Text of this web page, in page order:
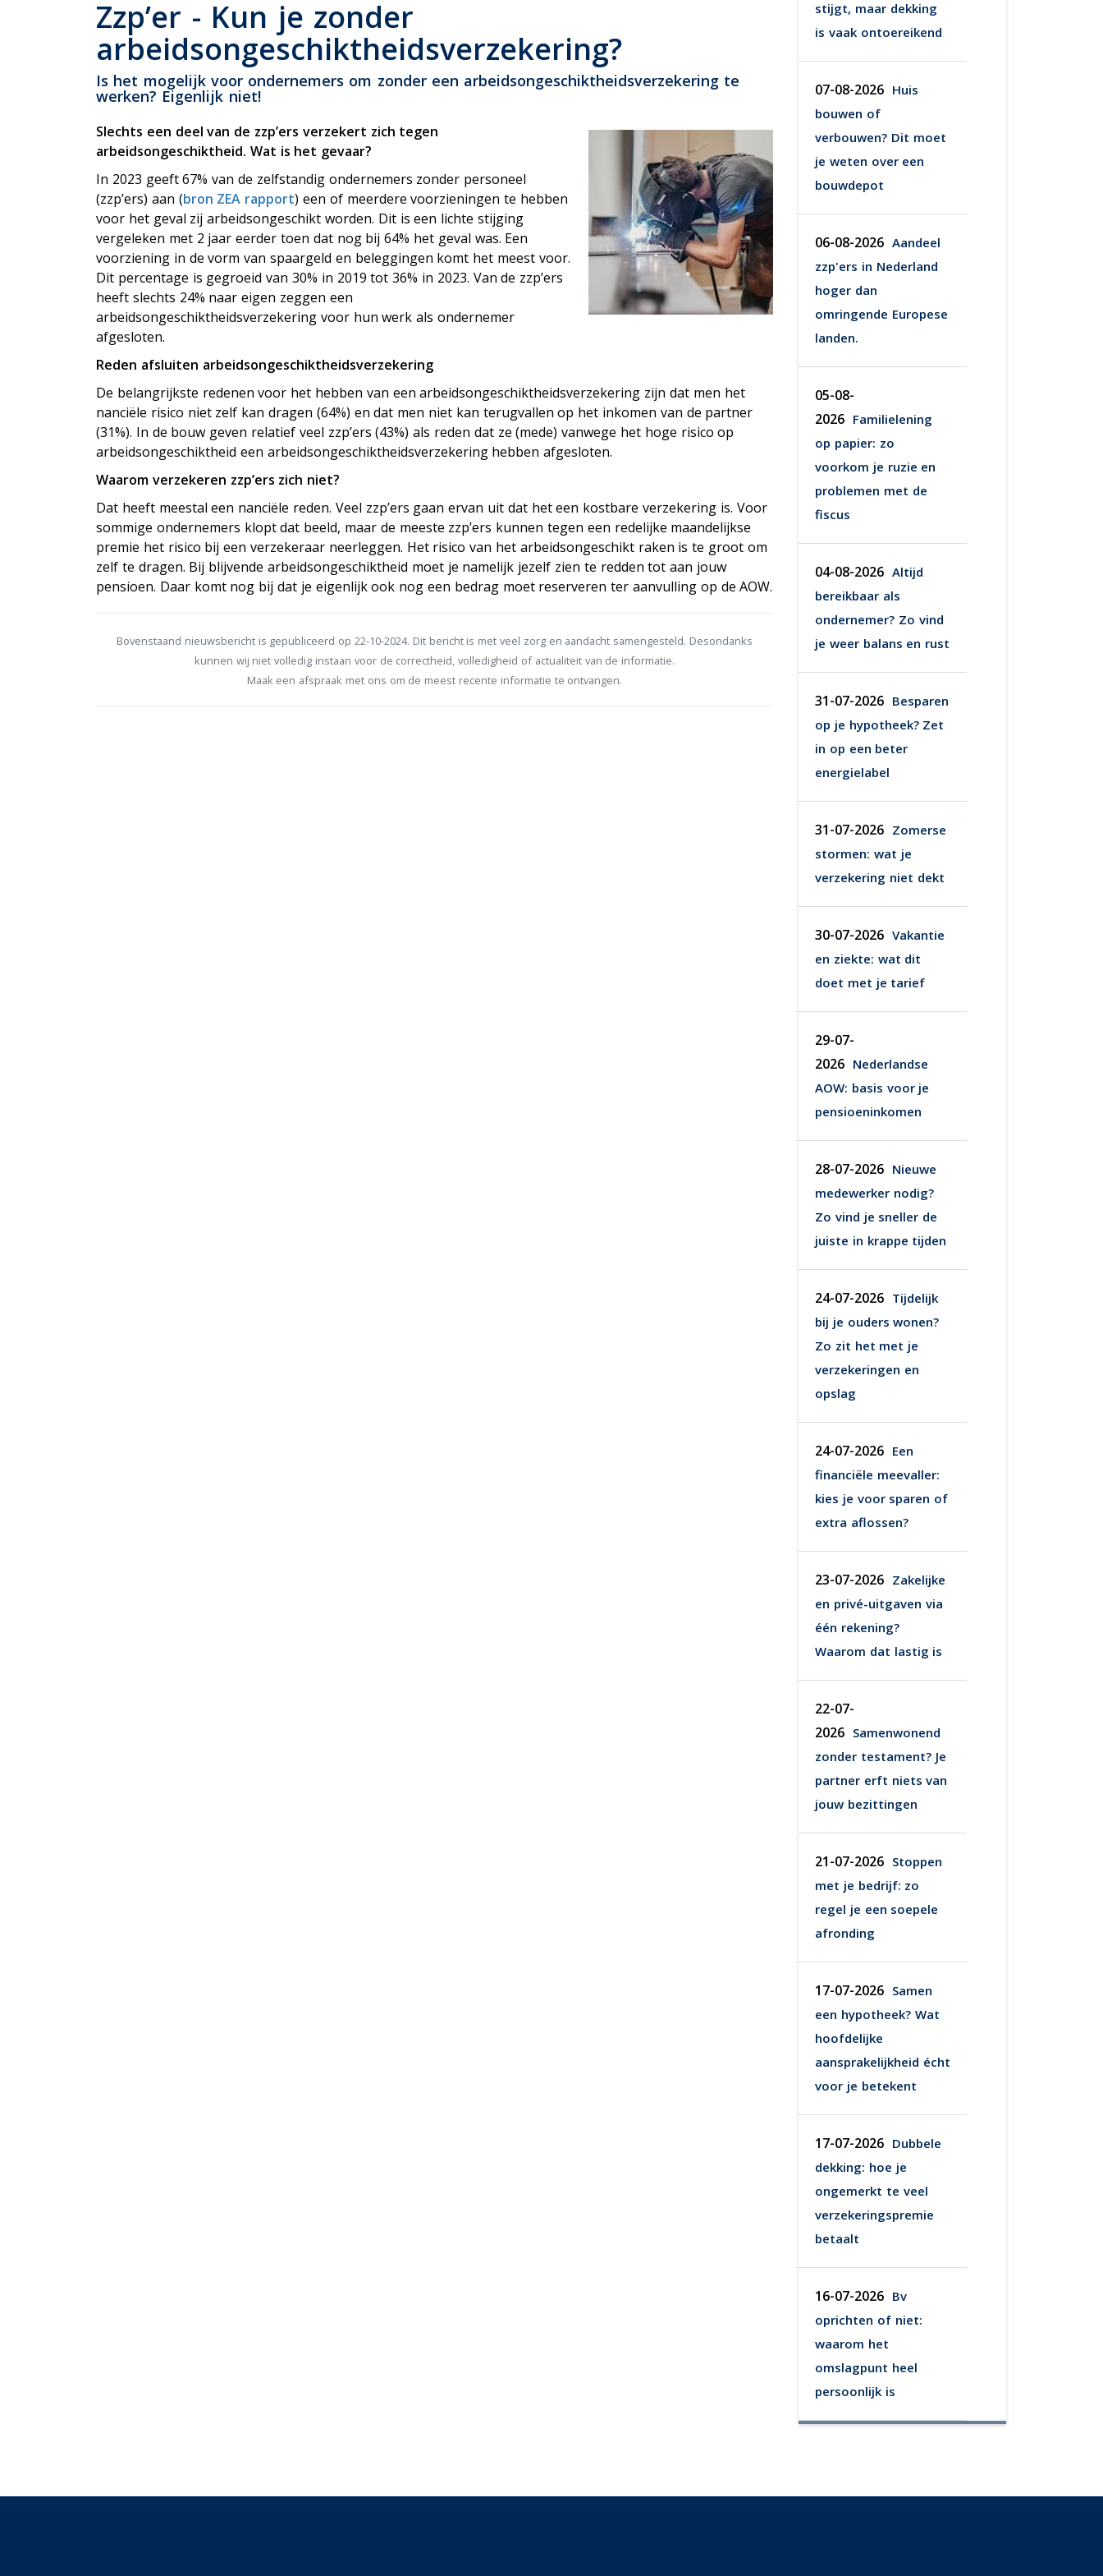
Uitvaartverzekering
Woonhuisverzekering
Zorgverzekering
Pensioen
Zzp’er - Kun je zonder
arbeidsongeschiktheidsverzekering?
Is het mogelijk voor ondernemers om zonder een arbeidsongeschiktheidsverzekering te
werken? Eigenlijk niet!
Slechts een deel van de zzp’ers verzekert zich tegen
arbeidsongeschiktheid. Wat is het gevaar?
In 2023 geeft 67% van de zelfstandig ondernemers zonder personeel
(zzp’ers) aan (bron ZEA rapport) een of meerdere voorzieningen te hebben
voor het geval zij arbeidsongeschikt worden. Dit is een lichte stijging
vergeleken met 2 jaar eerder toen dat nog bij 64% het geval was. Een
voorziening in de vorm van spaargeld en beleggingen komt het meest voor.
Dit percentage is gegroeid van 30% in 2019 tot 36% in 2023. Van de zzp’ers
heeft slechts 24% naar eigen zeggen een
arbeidsongeschiktheidsverzekering voor hun werk als ondernemer
afgesloten.
Reden afsluiten arbeidsongeschiktheidsverzekering
De belangrijkste redenen voor het hebben van een arbeidsongeschiktheidsverzekering zijn dat men het
financiële risico niet zelf kan dragen (64%) en dat men niet kan terugvallen op het inkomen van de partner
(31%). In de bouw geven relatief veel zzp’ers (43%) als reden dat ze (mede) vanwege het hoge risico op
arbeidsongeschiktheid een arbeidsongeschiktheidsverzekering hebben afgesloten.
Waarom verzekeren zzp’ers zich niet?
Dat heeft meestal een financiële reden. Veel zzp’ers gaan ervan uit dat het een kostbare verzekering is. Voor
sommige ondernemers klopt dat beeld, maar de meeste zzp’ers kunnen tegen een redelijke maandelijkse
premie het risico bij een verzekeraar neerleggen. Het risico van het arbeidsongeschikt raken is te groot om
zelf te dragen. Bij blijvende arbeidsongeschiktheid moet je namelijk jezelf zien te redden tot aan jouw
pensioen. Daar komt nog bij dat je eigenlijk ook nog een bedrag moet reserveren ter aanvulling op de AOW.
Bovenstaand nieuwsbericht is gepubliceerd op 22-10-2024. Dit bericht is met veel zorg en aandacht samengesteld. Desondanks
kunnen wij niet volledig instaan voor de correctheid, volledigheid of actualiteit van de informatie.
Maak een afspraak met ons om de meest recente informatie te ontvangen.
stijgt, maar dekking
is vaak ontoereikend
07-08-2026 Huis
bouwen of
verbouwen? Dit moet
je weten over een
bouwdepot
06-08-2026 Aandeel
zzp'ers in Nederland
hoger dan
omringende Europese
landen.
05-08-
2026 Familielening
op papier: zo
voorkom je ruzie en
problemen met de
fiscus
04-08-2026 Altijd
bereikbaar als
ondernemer? Zo vind
je weer balans en rust
31-07-2026 Besparen
op je hypotheek? Zet
in op een beter
energielabel
31-07-2026 Zomerse
stormen: wat je
verzekering niet dekt
30-07-2026 Vakantie
en ziekte: wat dit
doet met je tarief
29-07-
2026 Nederlandse
AOW: basis voor je
pensioeninkomen
28-07-2026 Nieuwe
medewerker nodig?
Zo vind je sneller de
juiste in krappe tijden
24-07-2026 Tijdelijk
bij je ouders wonen?
Zo zit het met je
verzekeringen en
opslag
24-07-2026 Een
financiële meevaller:
kies je voor sparen of
extra aflossen?
23-07-2026 Zakelijke
en privé-uitgaven via
één rekening?
Waarom dat lastig is
22-07-
2026 Samenwonend
zonder testament? Je
partner erft niets van
jouw bezittingen
21-07-2026 Stoppen
met je bedrijf: zo
regel je een soepele
afronding
17-07-2026 Samen
een hypotheek? Wat
hoofdelijke
aansprakelijkheid écht
voor je betekent
17-07-2026 Dubbele
dekking: hoe je
ongemerkt te veel
verzekeringspremie
betaalt
16-07-2026 Bv
oprichten of niet:
waarom het
omslagpunt heel
persoonlijk is